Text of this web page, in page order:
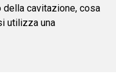
cavitazione, cosa
utilizza una